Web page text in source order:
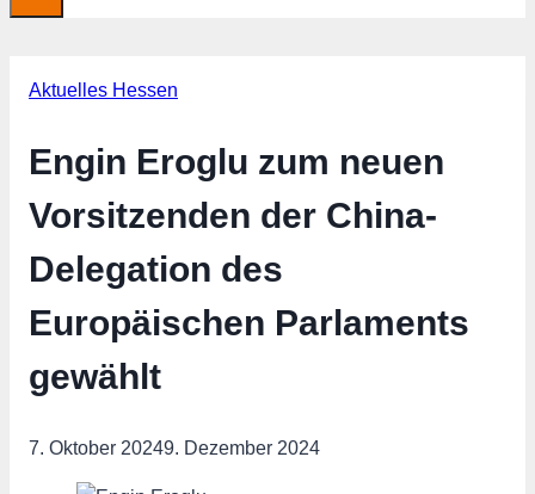
Aktuelles Hessen
Engin Eroglu zum neuen
Vorsitzenden der China-
Delegation des
Europäischen Parlaments
gewählt
7. Oktober 20249. Dezember 2024